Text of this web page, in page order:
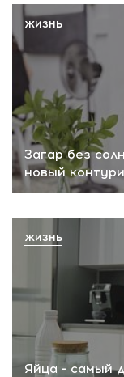
Загар без
новый
ЖИЗНЬ
Яйца - самый
ЖИЗНЬ